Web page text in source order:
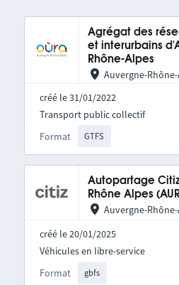
Agrégat des
et interurbains
Rhône-Alpes
Auvergne-
créé le 31/01/2022
Format GTFS
Transport public collectif
Autopartage
Rhône Alpes
Auvergne-
créé le 20/01/2025
Format gbfs
Véhicules en libre-service